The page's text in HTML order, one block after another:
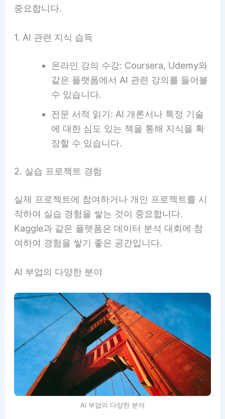
중요합니다.
1. AI 관련 지식 습득
온라인 강의 수강: Coursera, Udemy와
같은 플랫폼에서 AI 관련 강의를 들어볼
수 있습니다.
전문 서적 읽기: AI 개론서나 특정 기술
에 대한 심도 있는 책을 통해 지식을 확
장할 수 있습니다.
2. 실습 프로젝트 경험
실제 프로젝트에 참여하거나 개인 프로젝트를 시
작하여 실습 경험을 쌓는 것이 중요합니다.
Kaggle과 같은 플랫폼은 데이터 분석 대회에 참
여하여 경험을 쌓기 좋은 공간입니다.
AI 부업의 다양한 분야
AI 부업의 다양한 분야